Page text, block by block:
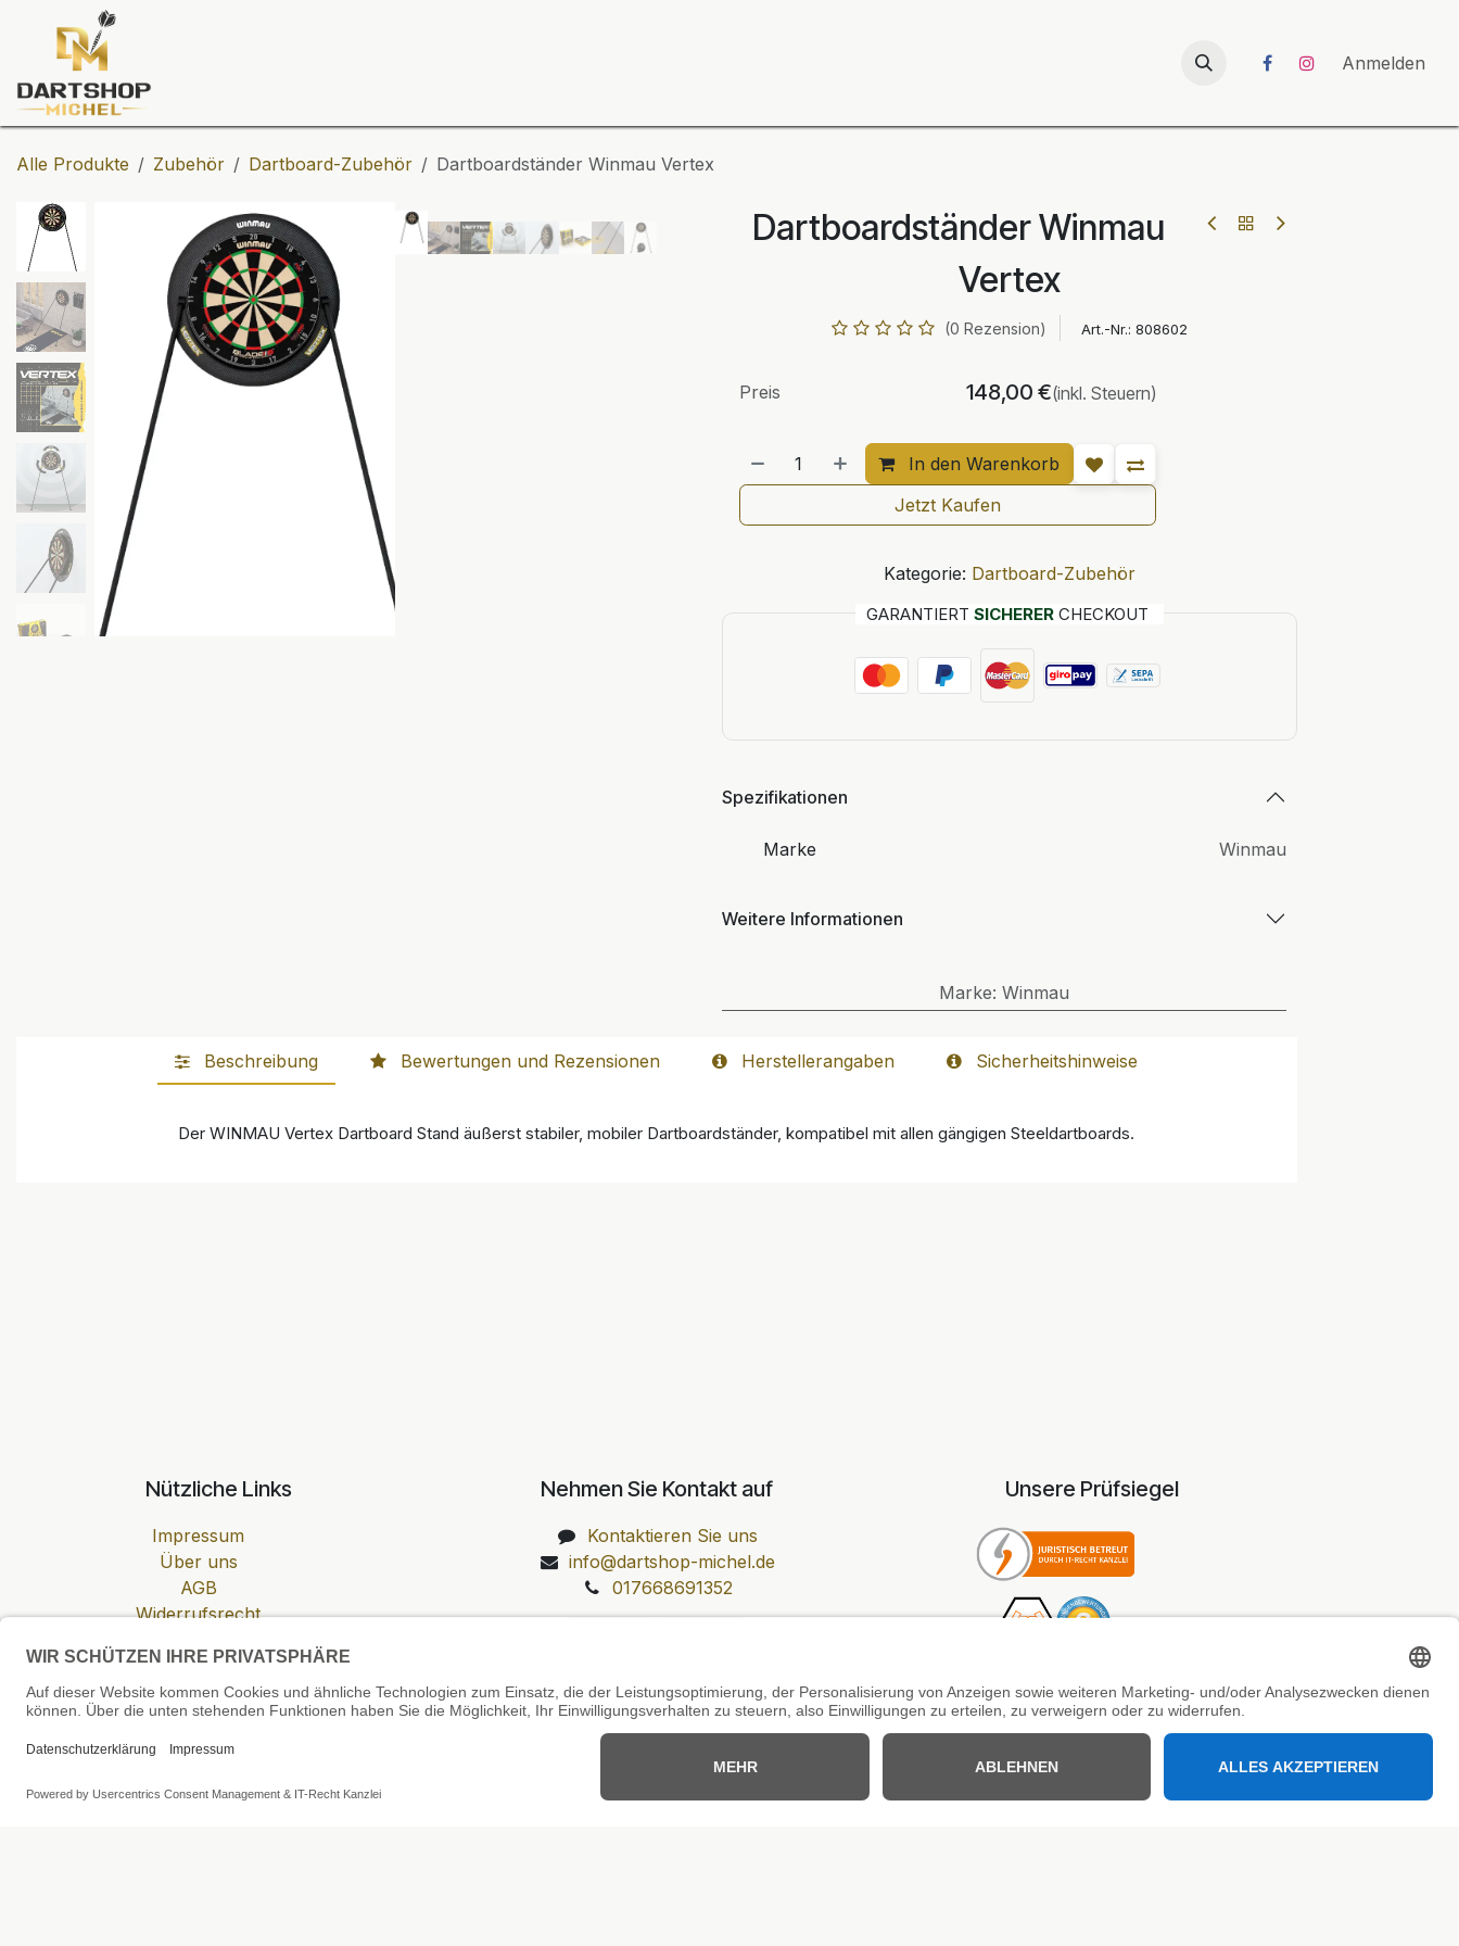
Zum Inhalt springen
UNICORN-Launch 2026 Anmelden
Alle Produkte Zubehör Dartboard-Zubehör Dartboardständer Winmau Vertex
Dartboardständer Winmau
Vertex
(0 Rezension) Art.-Nr.: 808602
In den Warenkorb
Preis 148,00 €(inkl. Steuern)
Jetzt Kaufen
Kategorie: Dartboard-Zubehör
GARANTIERT SICHERERCHECKOUT
Spezifikationen
Marke Winmau
Weitere Informationen
Marke: Winmau
Beschreibung Bewertungen und Rezensionen Herstellerangaben Sicherheitshinweise
Der WINMAU Vertex Dartboard Stand äußerst stabiler, mobiler Dartboardständer, kompatibel mit allen gängigen Steeldartboards.
Nützliche Links
Impressum
Über uns
AGB
Widerrufsrecht
Zahlung & Versand
Cookie-Einstellungen
Nehmen Sie Kontakt auf
Kontaktieren Sie uns
info@dartshop-michel.de
017668691352
Unsere Prüfsiegel